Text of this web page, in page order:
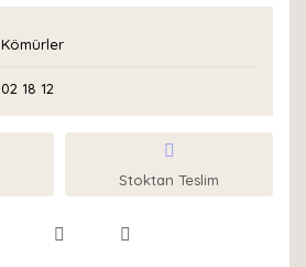
Kömürler
02 18 12
Stoktan Teslim